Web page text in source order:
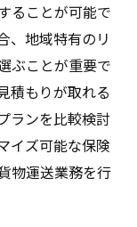
ることが可能で
、地域特有のリ
ぶことが重要で
積もりが取れる
ランを比較検討
イズ可能な保険
物運送業務を行